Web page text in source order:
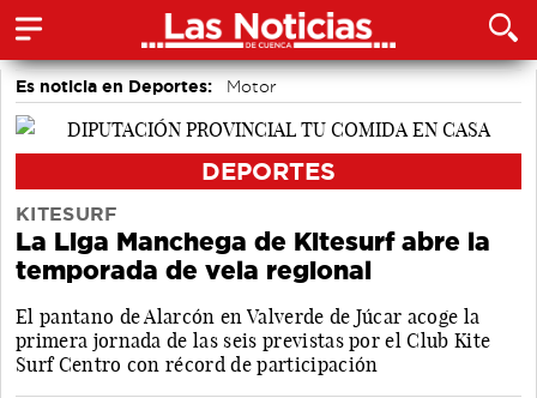
Es noticia en Deportes: Motor
DEPORTES
KITESURF
La Liga Manchega de Kitesurf abre la
temporada de vela regional
El pantano de Alarcón en Valverde de Júcar acoge la
primera jornada de las seis previstas por el Club Kite
Surf Centro con récord de participación